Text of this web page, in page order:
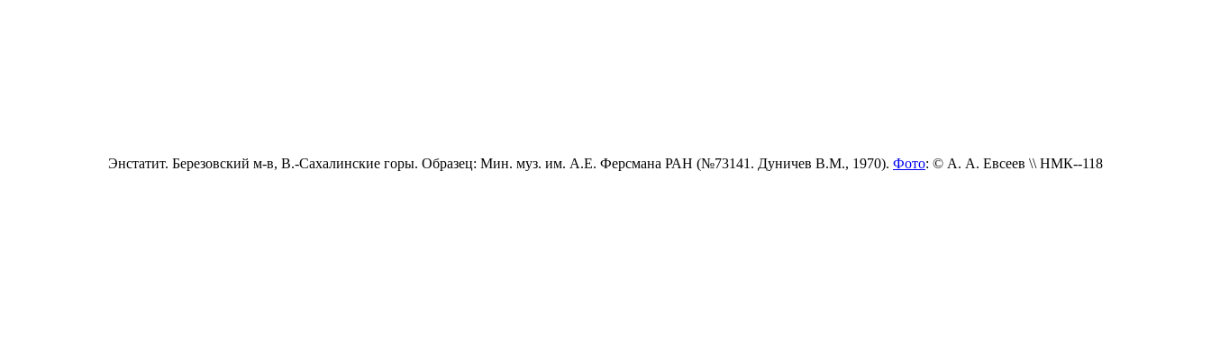
Энстатит. Березовский м-в, В.-Сахалинские горы. Образец: Мин. муз. им. А.Е. Ферсмана РАН (№73141. Дуничев В.М., 1970). Фото: © А. А. Евсеев \\ НМК--118